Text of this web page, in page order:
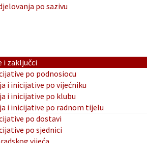
po sazivu
i zaključci
po podnosiocu
i inicijative po vijećniku
i inicijative po klubu
i inicijative po radnom tijelu
po dostavi
po sjednici